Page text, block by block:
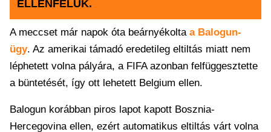
ELLENFELÜK.
A meccset már napok óta beárnyékolta a Balogun-
ügy. Az amerikai támadó eredetileg eltiltás miatt nem
léphetett volna pályára, a FIFA azonban felfüggesztette
a büntetését, így ott lehetett Belgium ellen.
Balogun korábban piros lapot kapott Bosznia-
Hercegovina ellen, ezért automatikus eltiltás várt volna